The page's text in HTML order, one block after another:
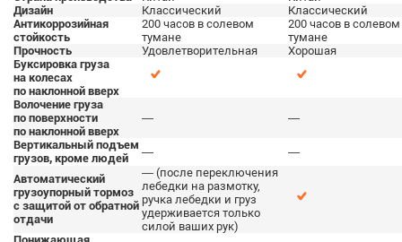
Дизайн
Классический
Классический
Антикоррозийная
стойкость
200 часов в солевом
тумане
200 часов в солевом
тумане
Прочность
Удовлетворительная
Хорошая
Буксировка груза
на колесах
по наклонной вверх
Волочение груза
по поверхности
по наклонной вверх
—
—
Вертикальный подъем
грузов, кроме людей
—
—
Автоматический
грузоупорный тормоз
с защитой от обратной
отдачи
— (после переключения
лебедки на размотку,
ручка лебедки и груз
удерживается только
силой ваших рук)